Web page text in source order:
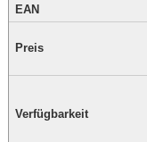
EAN
Preis
Verfügbarkeit